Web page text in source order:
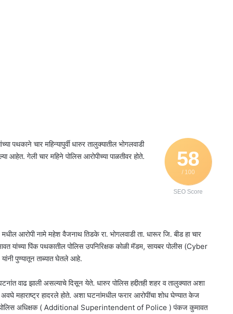
58
/ 100
SEO Score
चार महिन्यापुर्वी धारुर तालुक्यातील भोगलवाडी
गेली चार महिने पोलिस आरोपीच्या पाळतीवर होते.
आरोपी नामे महेश वैजनाथ तिडके रा. भोगलवाडी ता. धारूर जि. बीड हा चार
यांच्या पिंक पथकातील पोलिस उपनिरिक्षक कोळी मॅडम, सायबर पोलीस (Cyber
पुण्यातून ताब्यात घेतले आहे.
घटनांत वाढ झाली असल्याचे दिसून येते. धारुर पोलिस हद्दीतही शहर व तालुक्यात अशा
महाराष्ट्र हादरले होते. अशा घटनांमधील फरार आरोपींचा शोध घेण्यात केज
पोलिस अधिक्षक ( Additional Superintendent of Police ) पंकज कुमावत